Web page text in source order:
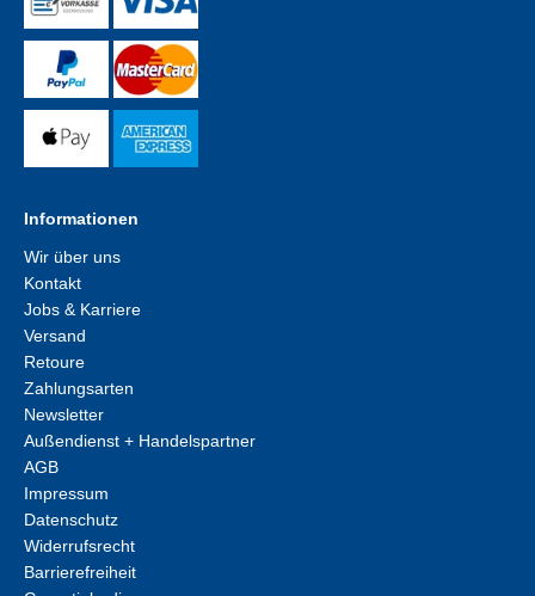
Informationen
Wir über uns
Kontakt
Jobs & Karriere
Versand
Retoure
Zahlungsarten
Newsletter
Außendienst + Handelspartner
AGB
Impressum
Datenschutz
Widerrufsrecht
Barrierefreiheit